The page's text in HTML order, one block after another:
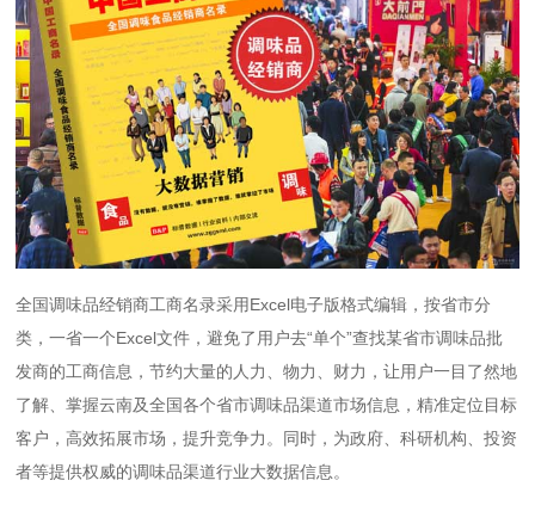
全国调味品经销商工商名录采用Excel电子版格式编辑，按省市分
类，一省一个Excel文件，避免了用户去“单个”查找某省市调味品批
发商的工商信息，节约大量的人力、物力、财力，让用户一目了然地
了解、掌握云南及全国各个省市调味品渠道市场信息，精准定位目标
客户，高效拓展市场，提升竞争力。同时，为政府、科研机构、投资
者等提供权威的调味品渠道行业大数据信息。